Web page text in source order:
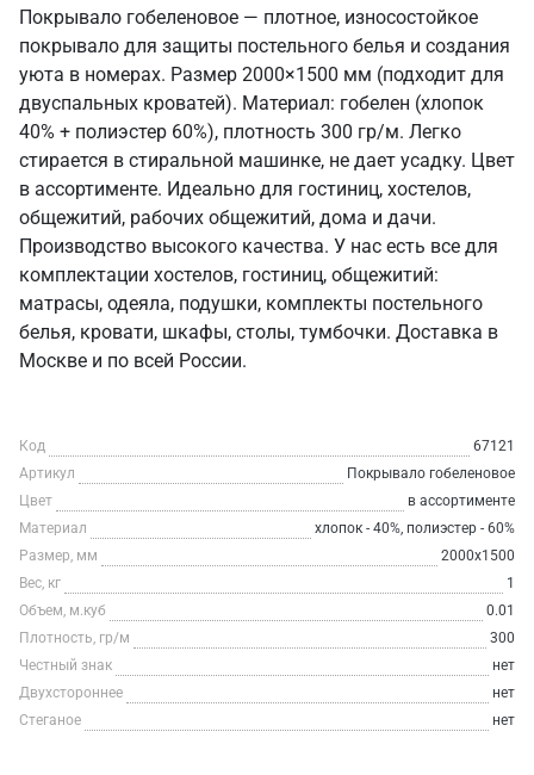
Покрывало гобеленовое — плотное, износостойкое
покрывало для защиты постельного белья и создания
уюта в номерах. Размер 2000×1500 мм (подходит для
двуспальных кроватей). Материал: гобелен (хлопок
40% + полиэстер 60%), плотность 300 гр/м. Легко
стирается в стиральной машинке, не дает усадку. Цвет
в ассортименте. Идеально для гостиниц, хостелов,
общежитий, рабочих общежитий, дома и дачи.
Производство высокого качества. У нас есть все для
комплектации хостелов, гостиниц, общежитий:
матрасы, одеяла, подушки, комплекты постельного
белья, кровати, шкафы, столы, тумбочки. Доставка в
Москве и по всей России.
Код
67121
Артикул
Покрывало гобеленовое
Цвет
в ассортименте
Материал
хлопок - 40%, полиэстер - 60%
Размер, мм
2000х1500
Вес, кг
1
Объем, м.куб
0.01
Плотность, гр/м
300
Честный знак
нет
Двухстороннее
нет
Стеганое
нет